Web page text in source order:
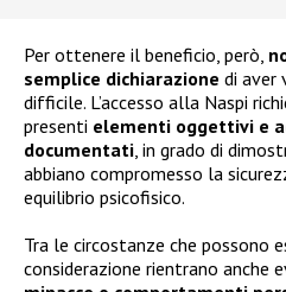
Per ottenere il beneficio, però,
semplice dichiarazione di aver
difficile. L’accesso alla Naspi
presenti elementi oggettivi e
documentati , in grado di
abbiano compromesso la
equilibrio psicofisico.
Tra le circostanze che possono
considerazione rientrano anche